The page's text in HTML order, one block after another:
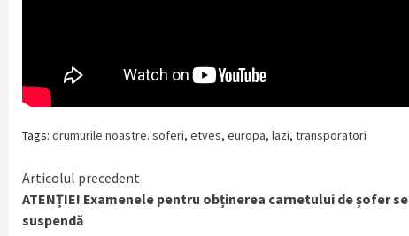
Tags: drumurile noastre. soferi, etves, europa, lazi, transporatori
Continue
Reading
Articolul precedent
ATENȚIE! Examenele pentru obținerea carnetului de șofer se
suspendă